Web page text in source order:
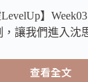
LevelUp】
，讓我們進入沈
查看全文